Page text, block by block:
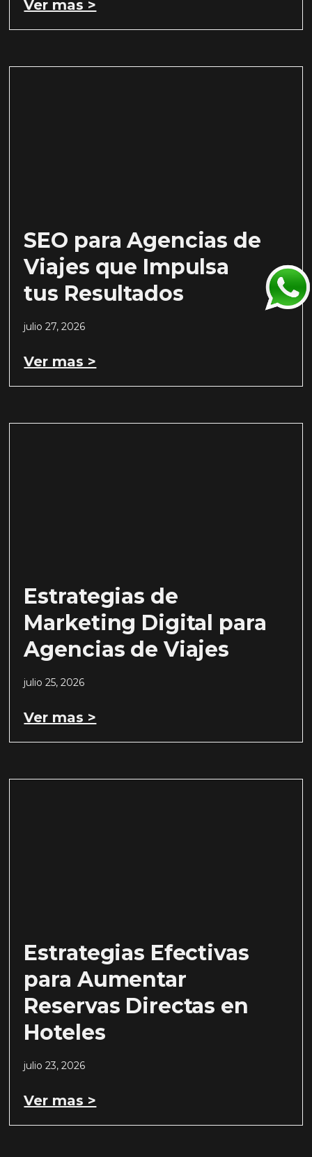
Ver mas >
SEO para Agencias de
Viajes que Impulsa
tus Resultados
julio 27, 2026
Ver mas >
Estrategias de
Marketing Digital para
Agencias de Viajes
julio 25, 2026
Ver mas >
Estrategias Efectivas
para Aumentar
Reservas Directas en
Hoteles
julio 23, 2026
Ver mas >